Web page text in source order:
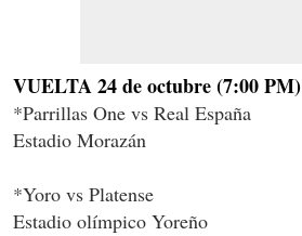
VUELTA 24 de octubre (7:00 PM)
*Parrillas One vs Real España
Estadio Morazán
*Yoro vs Platense
Estadio olímpico Yoreño